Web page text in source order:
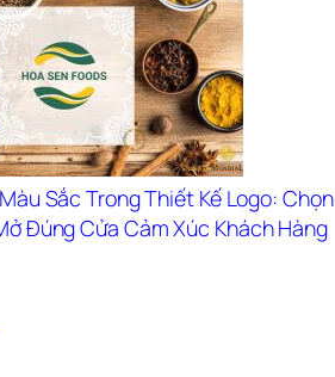
Sắc Trong Thiết Kế Logo: Chọn
Đúng Cửa Cảm Xúc Khách Hàng